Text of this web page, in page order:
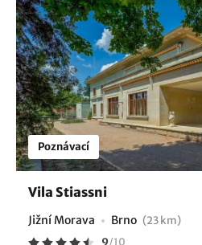
Poznávací
Vila Stiassni
Jižní Morava Brno (23 km)